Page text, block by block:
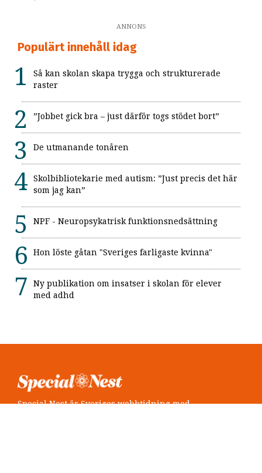
ANNONS
Populärt innehåll idag
Så kan skolan skapa trygga och strukturerade
raster
”Jobbet gick bra – just därför togs stödet bort”
De utmanande tonåren
Skolbibliotekarie med autism: ”Just precis det här
som jag kan”
NPF - Neuropsykatrisk funktionsnedsättning
Hon löste gåtan "Sveriges farligaste kvinna"
Ny publikation om insatser i skolan för elever
med adhd
Special Nest är Sveriges webbtidning med